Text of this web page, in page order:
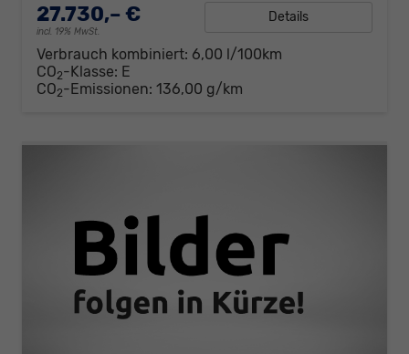
27.730,– €
incl. 19% MwSt.
Details
Verbrauch kombiniert: 6,00 l/100km
CO2-Klasse: E
CO2-Emissionen: 136,00 g/km